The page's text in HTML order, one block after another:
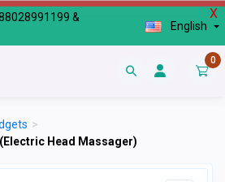
X
&
English
0
>
Head Massager)